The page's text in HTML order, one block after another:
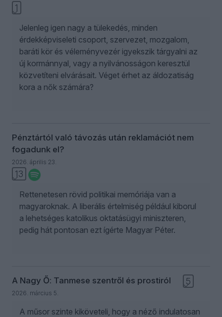
1
Jelenleg igen nagy a tülekedés, minden
érdekképviseleti csoport, szervezet, mozgalom,
baráti kör és véleményvezér igyekszik tárgyalni az
új kormánnyal, vagy a nyilvánosságon keresztül
közvetíteni elvárásait. Véget érhet az áldozatiság
kora a nők számára?
Pénztártól való távozás után reklamációt nem
fogadunk el?
2026. április 23.
13
Rettenetesen rövid politikai memóriája van a
magyaroknak. A liberális értelmiség például kiborul
a lehetséges katolikus oktatásügyi miniszteren,
pedig hát pontosan ezt ígérte Magyar Péter.
A Nagy Ő: Tanmese szentről és prostiról
2026. március 5.
5
A műsor szinte kiköveteli, hogy a néző indulatosan